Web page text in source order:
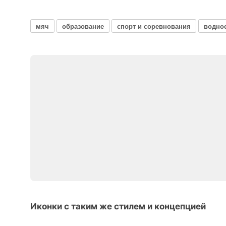
мяч образование спорт и соревнования
Иконки с таким же стилем и концепцией